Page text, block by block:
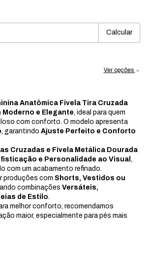
Calcular
Ver opções
Anatômica Fivela Tira Cruzada
Moderno e Elegante, ideal para quem
com conforto. O modelo apresenta
, garantindo Ajuste Perfeito e Conforto
Cruzadas e Fivela Metálica Dourada
e Personalidade ao Visual ,
com um acabamento refinado.
produções com Shorts, Vestidos ou
combinações Versáteis,
de Estilo.
melhor conforto, recomendamos
maior, especialmente para pés mais